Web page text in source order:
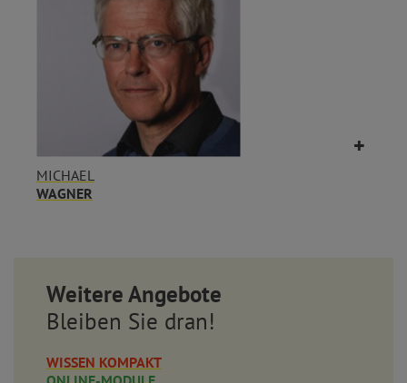
MICHAEL
WAGNER
Weitere Angebote
Bleiben Sie dran!
WISSEN KOMPAKT